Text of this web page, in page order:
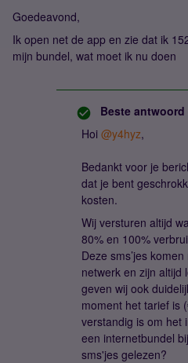
Goedeavond,
Ik open net de app en zie dat ik
mijn bundel, wat moet ik nu doen
Beste
Hoi @y4hyz,
Bedankt voor je
dat je bent
kosten.
Wij versturen altijd
80% en 100%
Deze sms’jes
netwerk en zijn altijd
geven wij ook
moment het tarief is
verstandig is om het
een internetbundel
sms'jes gelezen?